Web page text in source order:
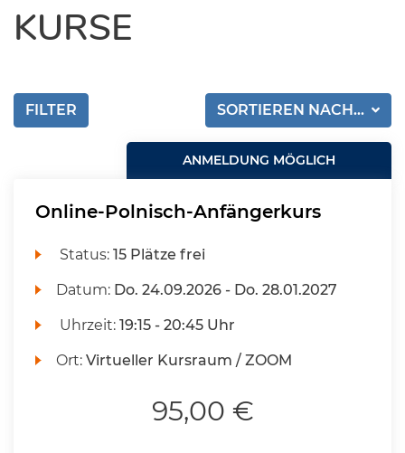
KURSE
SORTIEREN NACH...
FILTER
ANMELDUNG MÖGLICH
Online-Polnisch-Anfängerkurs
Status:15 Plätze frei
Datum: Do. 24.09.2026 - Do. 28.01.2027
Uhrzeit:19:15 - 20:45 Uhr
Ort:Virtueller Kursraum / ZOOM
95,00 €